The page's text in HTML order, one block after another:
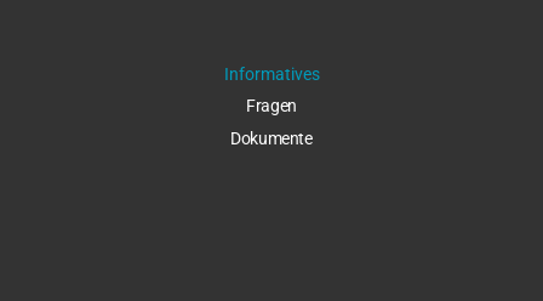
Informatives
Fragen
Dokumente